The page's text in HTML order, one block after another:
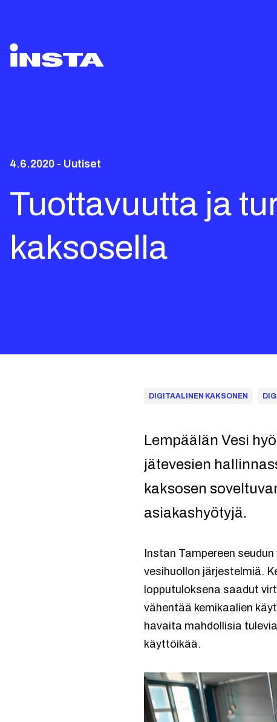
4.6.2020 - Uutiset
Tuottavuutta ja
kaksosella
DIGITAALINEN KAKSONEN
Lempäälän Vesi
jätevesien
kaksosen
asiakashyötyjä.
Instan Tampereen
vesihuollon järjestelmiä.
lopputuloksena saadut
vähentää kemikaalien
havaita mahdollisia
käyttöikää.